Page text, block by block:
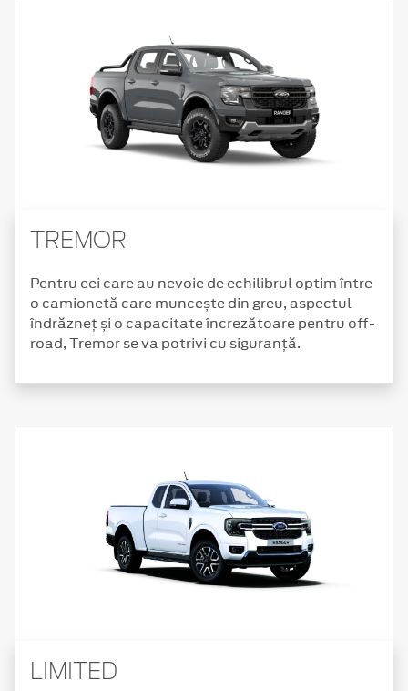
TREMOR
Pentru cei care au nevoie de echilibrul optim între
o camionetă care muncește din greu, aspectul
îndrăzneț și o capacitate încrezătoare pentru off-
road, Tremor se va potrivi cu siguranță.
LIMITED